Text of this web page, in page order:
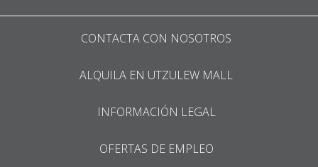
CONTACTA CON NOSOTROS
ALQUILA EN UTZULEW MALL
INFORMACIÓN LEGAL
OFERTAS DE EMPLEO